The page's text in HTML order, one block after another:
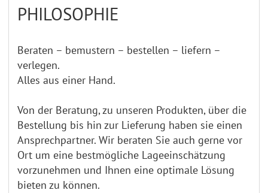
PHILOSOPHIE
Beraten – bemustern – bestellen – liefern –
verlegen.
Alles aus einer Hand.
Von der Beratung, zu unseren Produkten, über die
Bestellung bis hin zur Lieferung haben sie einen
Ansprechpartner. Wir beraten Sie auch gerne vor
Ort um eine bestmögliche Lageeinschätzung
vorzunehmen und Ihnen eine optimale Lösung
bieten zu können.